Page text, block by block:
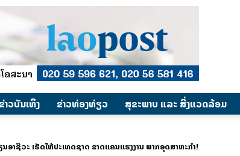
າວບັນເທິງ ​ຂ່າວທ່ອງທ່ຽວ ສຸຂະພາບ ແລະ ສີ່ງແວດລ້ອມ
າຊີວະ ເຮັດໃຫ້ປະເທດຊາດ ຂາດແຄນແຮງງານ ພາກອຸດສາຫະກຳ!